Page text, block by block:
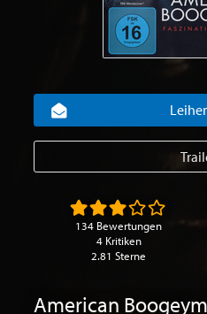
American
134 Bewertungen
4 Kritiken
2.81 Sterne